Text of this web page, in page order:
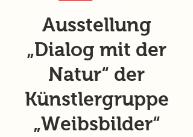
Ausstellung
„Dialog mit der
Natur“ der
Künstlergruppe
„Weibsbilder“